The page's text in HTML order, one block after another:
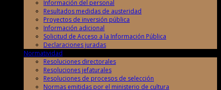
Información del personal
Resultados medidas de austeridad
Proyectos de inversión pública
Información adicional
Solicitud de Acceso a la Información Pública
Declaraciones juradas
Normatividad
Resoluciones directorales
Resoluciones jefaturales
Resoluciones de procesos de selección
Normas emitidas por el ministerio de cultura